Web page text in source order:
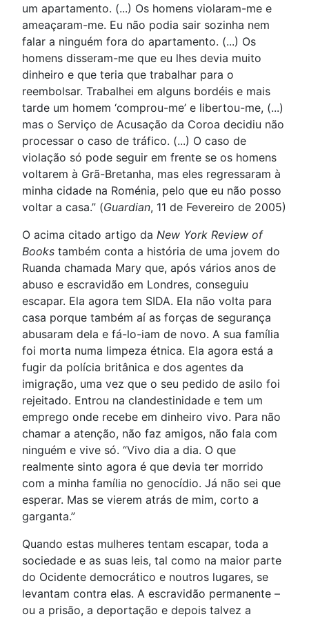
um apartamento. (...) Os homens violaram-me e
ameaçaram-me. Eu não podia sair sozinha nem
falar a ninguém fora do apartamento. (...) Os
homens disseram-me que eu lhes devia muito
dinheiro e que teria que trabalhar para o
reembolsar. Trabalhei em alguns bordéis e mais
tarde um homem ‘comprou-me’ e libertou-me, (...)
mas o Serviço de Acusação da Coroa decidiu não
processar o caso de tráfico. (...) O caso de
violação só pode seguir em frente se os homens
voltarem à Grã-Bretanha, mas eles regressaram à
minha cidade na Roménia, pelo que eu não posso
voltar a casa.” (Guardian, 11 de Fevereiro de 2005)
O acima citado artigo da New York Review of
Books também conta a história de uma jovem do
Ruanda chamada Mary que, após vários anos de
abuso e escravidão em Londres, conseguiu
escapar. Ela agora tem SIDA. Ela não volta para
casa porque também aí as forças de segurança
abusaram dela e fá-lo-iam de novo. A sua família
foi morta numa limpeza étnica. Ela agora está a
fugir da polícia britânica e dos agentes da
imigração, uma vez que o seu pedido de asilo foi
rejeitado. Entrou na clandestinidade e tem um
emprego onde recebe em dinheiro vivo. Para não
chamar a atenção, não faz amigos, não fala com
ninguém e vive só. “Vivo dia a dia. O que
realmente sinto agora é que devia ter morrido
com a minha família no genocídio. Já não sei que
esperar. Mas se vierem atrás de mim, corto a
garganta.”
Quando estas mulheres tentam escapar, toda a
sociedade e as suas leis, tal como na maior parte
do Ocidente democrático e noutros lugares, se
levantam contra elas. A escravidão permanente –
ou a prisão, a deportação e depois talvez a